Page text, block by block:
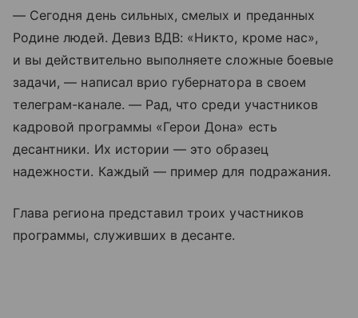
— Сегодня день сильных, смелых и преданных
Родине людей. Девиз ВДВ: «Никто, кроме нас»,
и вы действительно выполняете сложные боевые
задачи, — написал врио губернатора в своем
телеграм-канале. — Рад, что среди участников
кадровой программы «Герои Дона» есть
десантники. Их истории — это образец
надежности. Каждый — пример для подражания.
Глава региона представил троих участников
программы, служивших в десанте.